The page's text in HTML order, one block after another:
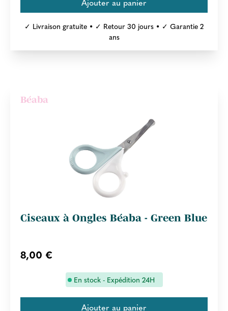
✓ Livraison gratuite • ✓ Retour 30 jours • ✓ Garantie 2
ans
Béaba
Ciseaux à Ongles Béaba - Green Blue
8,00 €
En stock - Expédition 24H